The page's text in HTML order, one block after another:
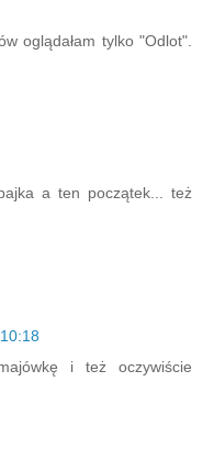
oglądałam tylko "Odlot".
a ten początek... też
i też oczywiście